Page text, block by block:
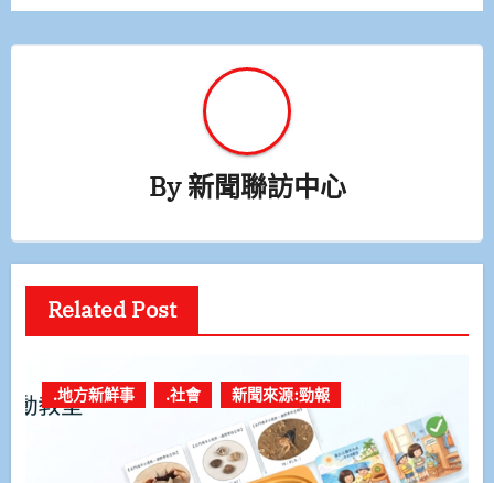
By新聞聯訪中心
Related Post
.地方新鮮事 .社會 新聞來源:勁報